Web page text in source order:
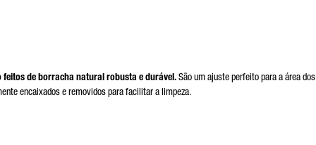
feitos de borracha natural robusta e durável.São um ajuste perfeito para a área dos
encaixados e removidos para facilitar a limpeza.